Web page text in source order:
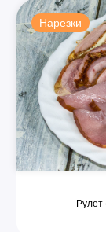
Нарезки
Рулет